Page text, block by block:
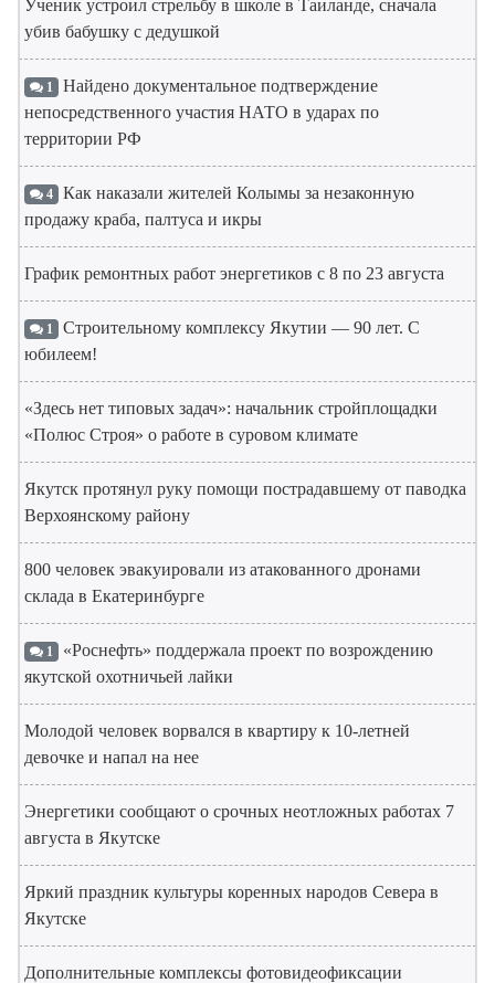
Ученик устроил стрельбу в школе в Таиланде, сначала
убив бабушку с дедушкой
1 Найдено документальное подтверждение
непосредственного участия НАТО в ударах по
территории РФ
4 Как наказали жителей Колымы за незаконную
продажу краба, палтуса и икры
График ремонтных работ энергетиков с 8 по 23 августа
1 Строительному комплексу Якутии — 90 лет. С
юбилеем!
«Здесь нет типовых задач»: начальник стройплощадки
«Полюс Строя» о работе в суровом климате
Якутск протянул руку помощи пострадавшему от паводка
Верхоянскому району
800 человек эвакуировали из атакованного дронами
склада в Екатеринбурге
1 «Роснефть» поддержала проект по возрождению
якутской охотничьей лайки
Молодой человек ворвался в квартиру к 10-летней
девочке и напал на нее
Энергетики сообщают о срочных неотложных работах 7
августа в Якутске
Яркий праздник культуры коренных народов Севера в
Якутске
Дополнительные комплексы фотовидеофиксации